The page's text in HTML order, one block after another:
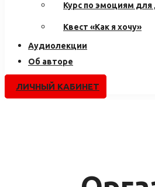
Курс по эмоциям для
Квест «Как я хочу»
Аудиолекции
Об авторе
ЛИЧНЫЙ КАБИНЕТ